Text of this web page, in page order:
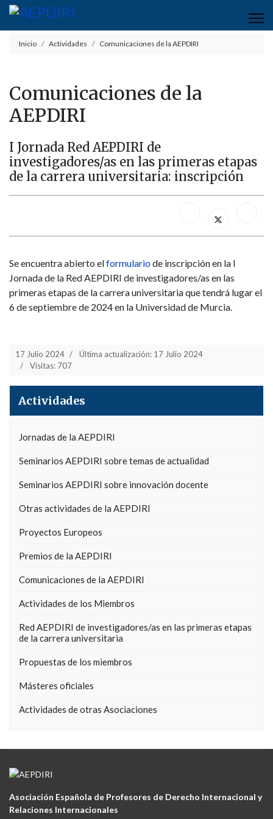
Inicio Actividades Comunicaciones de la AEPDIRI
Comunicaciones de la
AEPDIRI
I Jornada Red AEPDIRI de
investigadores/as en las primeras etapas
de la carrera universitaria: inscripción
Se encuentra abierto elformulariode inscripción en la I
Jornada de la Red AEPDIRI de investigadores/as en las
primeras etapas de la carrera universitaria que tendrá lugar el
6 de septiembre de 2024 en la Universidad de Murcia.
17 Julio 2024
Última actualización: 17 Julio 2024
Visitas: 707
Actividades
Jornadas de la AEPDIRI
Seminarios AEPDIRI sobre temas de actualidad
Seminarios AEPDIRI sobre innovación docente
Otras actividades de la AEPDIRI
Proyectos Europeos
Premios de la AEPDIRI
Comunicaciones de la AEPDIRI
Actividades de los Miembros
Red AEPDIRI de investigadores/as en las primeras etapas
de la carrera universitaria
Propuestas de los miembros
Másteres oficiales
Actividades de otras Asociaciones
Asociación Española de Profesores de Derecho Internacional y
Relaciones Internacionales